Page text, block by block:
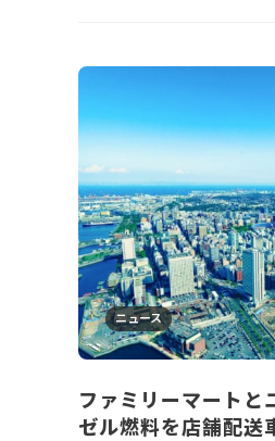
ニュース
ファミリーマートと
ゼル燃料を店舗配送